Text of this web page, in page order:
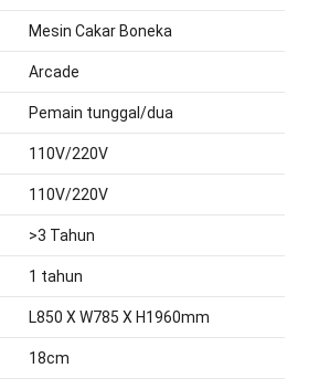
Mesin Cakar Boneka
Arcade
Pemain tunggal/dua
110V/220V
110V/220V
>3 Tahun
1 tahun
L850 X W785 X H1960mm
18cm